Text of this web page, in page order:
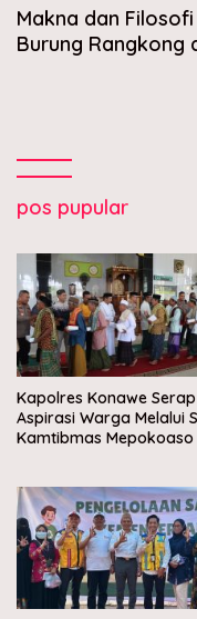
Makna dan
Burung Rangkong
pos pupular
Kapolres Konawe Serap
Aspirasi Warga Melalui
Kamtibmas Mepokoaso